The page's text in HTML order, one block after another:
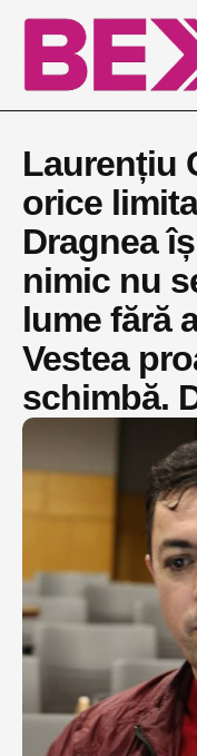
Laurențiu
orice
Dragnea
nimic nu
lume fără
Vestea
schimbă.